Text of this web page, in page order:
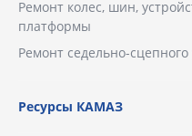
Ремонт колес, шин,
платформы
Ремонт седельно-сцепного
Ресурсы КАМАЗ